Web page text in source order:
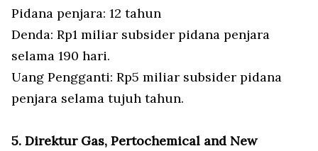
Pidana penjara: 12 tahun
Denda: Rp1 miliar subsider pidana penjara
selama 190 hari.
Uang Pengganti: Rp5 miliar subsider pidana
penjara selama tujuh tahun.
5. Direktur Gas, Pertochemical and New